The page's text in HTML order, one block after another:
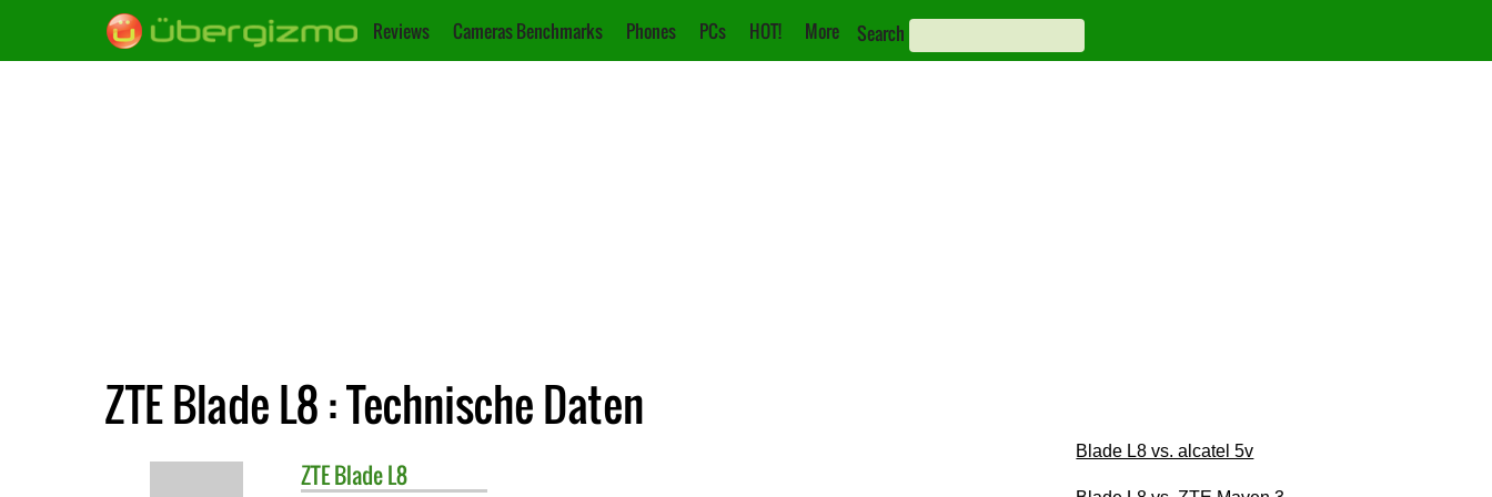
Reviews Cameras Benchmarks Phones PCs HOT! More Search
ZTE Blade L8 : Technische Daten
ZTEBlade L8
Blade L8 vs. alcatel 5v